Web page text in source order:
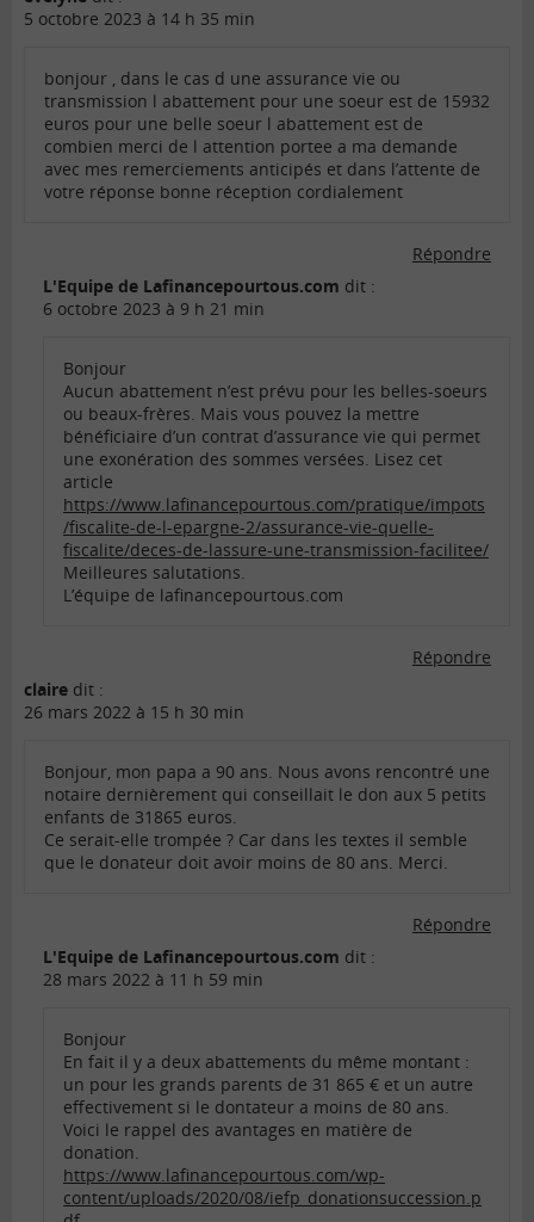
5 octobre 2023 à 14 h 35 min
bonjour , dans le cas d une assurance vie ou
transmission l abattement pour une soeur est de 15932
euros pour une belle soeur l abattement est de
combien merci de l attention portee a ma demande
avec mes remerciements anticipés et dans l’attente de
votre réponse bonne réception cordialement
Répondre
L'Equipe de Lafinancepourtous.com dit :
6 octobre 2023 à 9 h 21 min
Bonjour
Aucun abattement n’est prévu pour les belles-soeurs
ou beaux-frères. Mais vous pouvez la mettre
bénéficiaire d’un contrat d’assurance vie qui permet
une exonération des sommes versées. Lisez cet
article
https://www.lafinancepourtous.com/pratique/impots
/fiscalite-de-l-epargne-2/assurance-vie-quelle-
fiscalite/deces-de-lassure-une-transmission-facilitee/
Meilleures salutations.
L’équipe de lafinancepourtous.com
Répondre
claire dit :
26 mars 2022 à 15 h 30 min
Bonjour, mon papa a 90 ans. Nous avons rencontré une
notaire dernièrement qui conseillait le don aux 5 petits
enfants de 31865 euros.
Ce serait-elle trompée ? Car dans les textes il semble
que le donateur doit avoir moins de 80 ans. Merci.
Répondre
L'Equipe de Lafinancepourtous.com dit :
28 mars 2022 à 11 h 59 min
Bonjour
En fait il y a deux abattements du même montant :
un pour les grands parents de 31 865 € et un autre
effectivement si le dontateur a moins de 80 ans.
Voici le rappel des avantages en matière de
donation.
https://www.lafinancepourtous.com/wp-
content/uploads/2020/08/iefp_donationsuccession.p